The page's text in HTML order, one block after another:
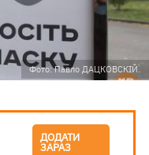
Фото: Павло ДАЦКОВСКІЙ.
ДОДАТИ
ЗАРАЗ